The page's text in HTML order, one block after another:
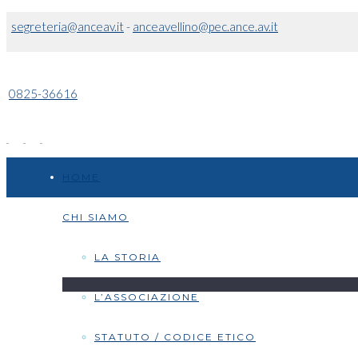
segreteria@anceav.it- anceavellino@pec.ance.av.it
0825-36616
CHI SIAMO
LA STORIA
L’ASSOCIAZIONE
STATUTO / CODICE ETICO